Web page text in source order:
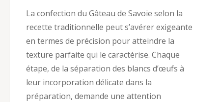
La confection du Gâteau de Savoie selon la
recette traditionnelle peut s’avérer exigeante
en termes de précision pour atteindre la
texture parfaite qui le caractérise. Chaque
étape, de la séparation des blancs d’œufs à
leur incorporation délicate dans la
préparation, demande une attention